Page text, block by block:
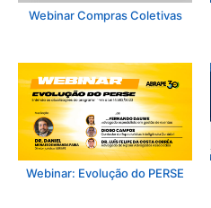
Webinar Compras Coletivas
Webinar: Evolução do PERSE